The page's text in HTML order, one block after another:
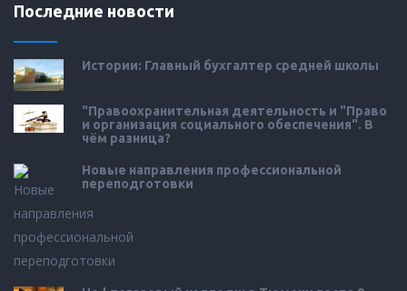
Последние новости
Истории: Главный бухгалтер средней школы
"Правоохранительная деятельность и "Право
и организация социального обеспечения". В
чём разница?
Новые направления профессиональной
переподготовки